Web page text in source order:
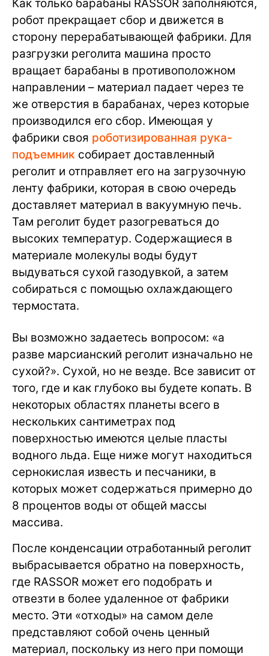
Как только барабаны RASSOR заполняются,
робот прекращает сбор и движется в
сторону перерабатывающей фабрики. Для
разгрузки реголита машина просто
вращает барабаны в противоположном
направлении – материал падает через те
же отверстия в барабанах, через которые
производился его сбор. Имеющая у
фабрики своя роботизированная рука-
подъемник собирает доставленный
реголит и отправляет его на загрузочную
ленту фабрики, которая в свою очередь
доставляет материал в вакуумную печь.
Там реголит будет разогреваться до
высоких температур. Содержащиеся в
материале молекулы воды будут
выдуваться сухой газодувкой, а затем
собираться с помощью охлаждающего
термостата.
Вы возможно задаетесь вопросом: «а
разве марсианский реголит изначально не
сухой?». Сухой, но не везде. Все зависит от
того, где и как глубоко вы будете копать. В
некоторых областях планеты всего в
нескольких сантиметрах под
поверхностью имеются целые пласты
водного льда. Еще ниже могут находиться
сернокислая известь и песчаники, в
которых может содержаться примерно до
8 процентов воды от общей массы
массива.
После конденсации отработанный реголит
выбрасывается обратно на поверхность,
где RASSOR может его подобрать и
отвезти в более удаленное от фабрики
место. Эти «отходы» на самом деле
представляют собой очень ценный
материал, поскольку из него при помощи